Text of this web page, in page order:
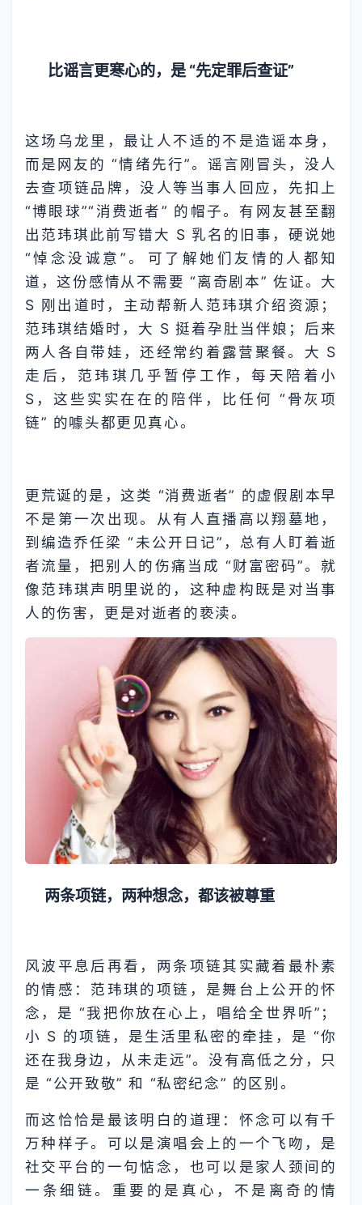
比谣言更寒心的，是 “先定罪后查证”​
这场乌龙里，最让人不适的不是造谣本身，
而是网友的 “情绪先行”。谣言刚冒头，没人
去查项链品牌，没人等当事人回应，先扣上
“博眼球”“消费逝者” 的帽子。有网友甚至翻
出范玮琪此前写错大 S 乳名的旧事，硬说她
“悼念没诚意”。​可了解她们友情的人都知
道，这份感情从不需要 “离奇剧本” 佐证。大
S 刚出道时，主动帮新人范玮琪介绍资源；
范玮琪结婚时，大 S 挺着孕肚当伴娘；后来
两人各自带娃，还经常约着露营聚餐。大 S
走后，范玮琪几乎暂停工作，每天陪着小
S，这些实实在在的陪伴，比任何 “骨灰项
链” 的噱头都更见真心。​
更荒诞的是，这类 “消费逝者” 的虚假剧本早
不是第一次出现。从有人直播高以翔墓地，
到编造乔任梁 “未公开日记”，总有人盯着逝
者流量，把别人的伤痛当成 “财富密码”。就
像范玮琪声明里说的，这种虚构既是对当事
人的伤害，更是对逝者的亵渎。​
两条项链，两种想念，都该被尊重​
风波平息后再看，两条项链其实藏着最朴素
的情感：范玮琪的项链，是舞台上公开的怀
念，是 “我把你放在心上，唱给全世界听”；
小 S 的项链，是生活里私密的牵挂，是 “你
还在我身边，从未走远”。没有高低之分，只
是 “公开致敬” 和 “私密纪念” 的区别。​
而这恰恰是最该明白的道理：怀念可以有千
万种样子。可以是演唱会上的一个飞吻，是
社交平台的一句惦念，也可以是家人颈间的
一条细链。重要的是真心，不是离奇的情